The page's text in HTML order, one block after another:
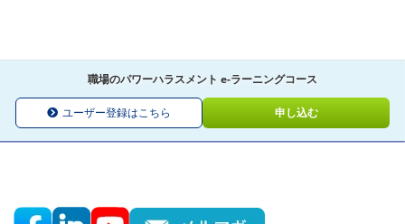
職場のパワーハラスメント e-ラーニングコース
ユーザー登録はこちら 申し込む